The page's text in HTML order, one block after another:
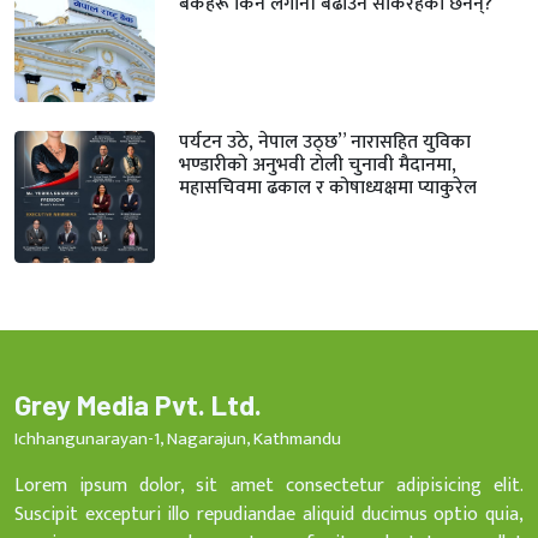
पर्यटन उठे, नेपाल उठ्छ” नारासहित युविका
भण्डारीको अनुभवी टोली चुनावी मैदानमा,
महासचिवमा ढकाल र कोषाध्यक्षमा प्याकुरेल
Grey Media Pvt. Ltd.
Ichhangunarayan-1, Nagarajun, Kathmandu
Lorem ipsum dolor, sit amet consectetur adipisicing elit.
Suscipit excepturi illo repudiandae aliquid ducimus optio quia,